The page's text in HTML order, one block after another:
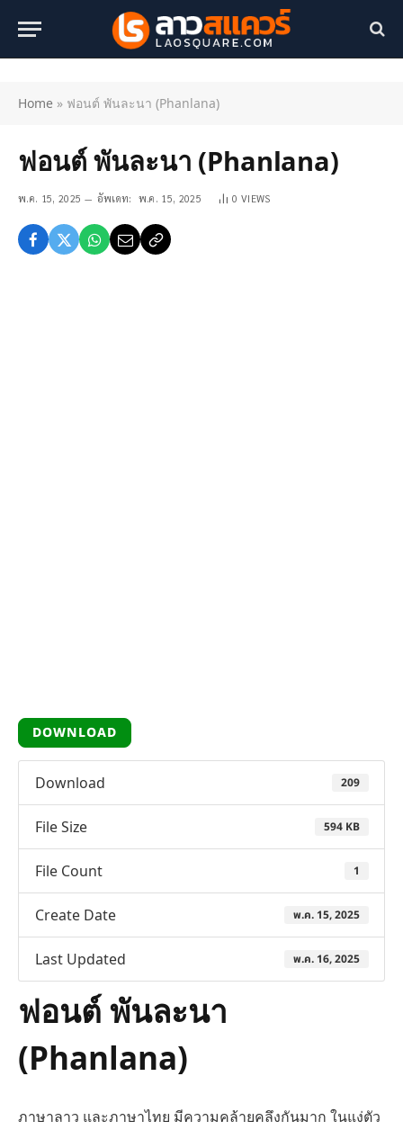
Home » ฟอนต์ พันละนา (Phanlana)
ฟอนต์ พันละนา (Phanlana)
พ.ค. 15, 2025 อัพเดท: พ.ค. 15, 2025 0 VIEWS
DOWNLOAD
Download 209
File Size 594 KB
File Count 1
Create Date พ.ค. 15, 2025
Last Updated พ.ค. 16, 2025
ฟอนต์ พันละนา
(Phanlana)
ภาษาลาว และภาษาไทย มีความคล้ายคลึงกันมาก ในแง่ตัว